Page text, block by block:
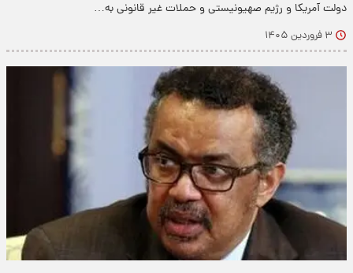
دولت آمریکا و رژیم صهیونیستی و حملات غیر قانونی به…
۳ فروردین ۱۴۰۵